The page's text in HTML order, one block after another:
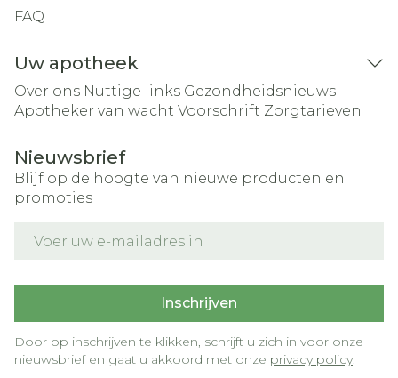
FAQ
Uw apotheek
Over ons Nuttige links Gezondheidsnieuws
Apotheker van wacht Voorschrift Zorgtarieven
Nieuwsbrief
Blijf op de hoogte van nieuwe producten en
promoties
Inschrijven
Door op inschrijven te klikken, schrijft u zich in voor onze
nieuwsbrief en gaat u akkoord met onze privacy policy.